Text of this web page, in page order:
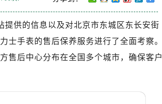
层2209室（需提前预约）
（需提前预约）
层1304室（需提前预约）
）A1座办公楼14层07室（需提前预约）
层1508室（需提前预约）
提供的信息以及对北京市东城区东长安街
士手表的售后保养服务进行了全面考察。
售后中心分布在全国多个城市，确保客户